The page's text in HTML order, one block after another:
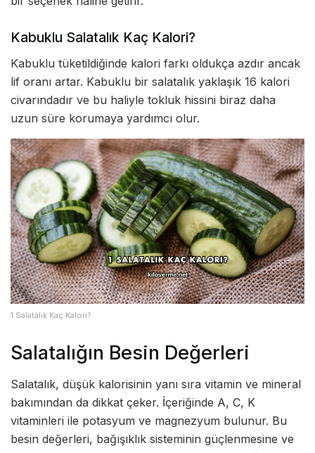
Kabuklu Salatalık Kaç Kalori?
Kabuklu tüketildiğinde kalori farkı oldukça azdır ancak
lif oranı artar. Kabuklu bir salatalık yaklaşık 16 kalori
civarındadır ve bu haliyle tokluk hissini biraz daha
uzun süre korumaya yardımcı olur.
1 Salatalık Kaç Kalori?
Salatalığın Besin Değerleri
Salatalık, düşük kalorisinin yanı sıra vitamin ve mineral
bakımından da dikkat çeker. İçeriğinde A, C, K
vitaminleri ile potasyum ve magnezyum bulunur. Bu
besin değerleri, bağışıklık sisteminin güçlenmesine ve